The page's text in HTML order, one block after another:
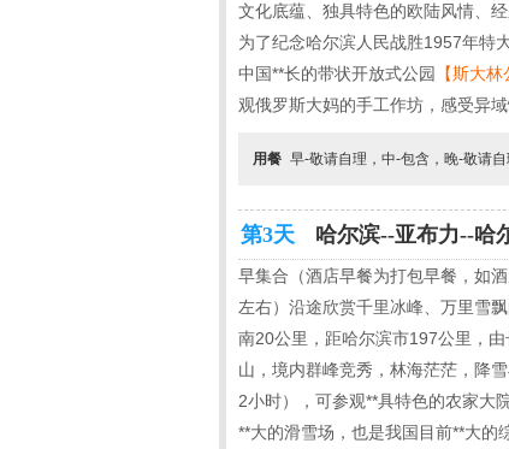
文化底蕴、独具特色的欧陆风情、
为了纪念哈尔滨人民战胜1957年特
中国**长的带状开放式公园
【斯大林
观俄罗斯大妈的手工作坊，感受异
用餐 早-敬请自理，中-包含，晚-敬请自
第3天 哈尔滨--亚布力--哈
早集合（酒店早餐为打包早餐，如
左右）沿途欣赏千里冰峰、万里雪
南20公里，距哈尔滨市197公里，
山，境内群峰竞秀，林海茫茫，降
2小时），可参观**具特色的农家大
**大的滑雪场，也是我国目前**大的